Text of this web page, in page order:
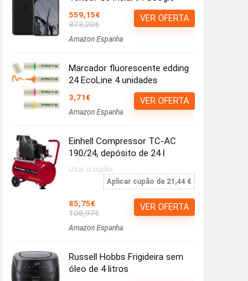
559,15€
873,20€
Amazon Espanha
VER OFERTA
Marcador fluorescente edding
24 EcoLine 4 unidades
3,71€
Amazon Espanha
VER OFERTA
Einhell Compressor TC-AC
190/24, depósito de 24 l
Usar o cupão:
Aplicar cupão de 21,44 €
85,75€
108,97€
Amazon Espanha
VER OFERTA
Russell Hobbs Frigideira sem
óleo de 4 litros